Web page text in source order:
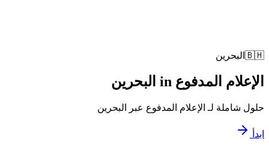
🇧🇭 البحرين
الإعلام المدفوع البحرين
حلول شاملة لـ الإعلام المدفوع عبر البحرين
ابدأ